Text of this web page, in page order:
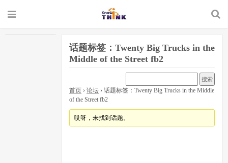
话题标签：Twenty Big Trucks in the
Middle of the Street fb2
首页 › 论坛 › 话题标签：Twenty Big Trucks in the Middle
of the Street fb2
哎呀，未找到话题。